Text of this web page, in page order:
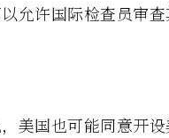
允许国际检查员审
美国也可能同意开